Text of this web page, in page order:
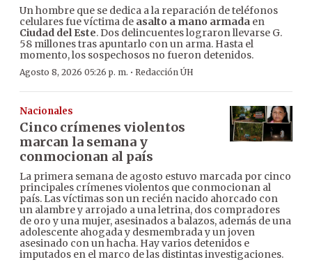
Un hombre que se dedica a la reparación de teléfonos
celulares fue víctima de asalto a mano armada en
Ciudad del Este. Dos delincuentes lograron llevarse G.
58 millones tras apuntarlo con un arma. Hasta el
momento, los sospechosos no fueron detenidos.
Agosto 8, 2026 05:26 p. m. · Redacción ÚH
Nacionales
Cinco crímenes violentos
marcan la semana y
conmocionan al país
La primera semana de agosto estuvo marcada por cinco
principales crímenes violentos que conmocionan al
país. Las víctimas son un recién nacido ahorcado con
un alambre y arrojado a una letrina, dos compradores
de oro y una mujer, asesinados a balazos, además de una
adolescente ahogada y desmembrada y un joven
asesinado con un hacha. Hay varios detenidos e
imputados en el marco de las distintas investigaciones.